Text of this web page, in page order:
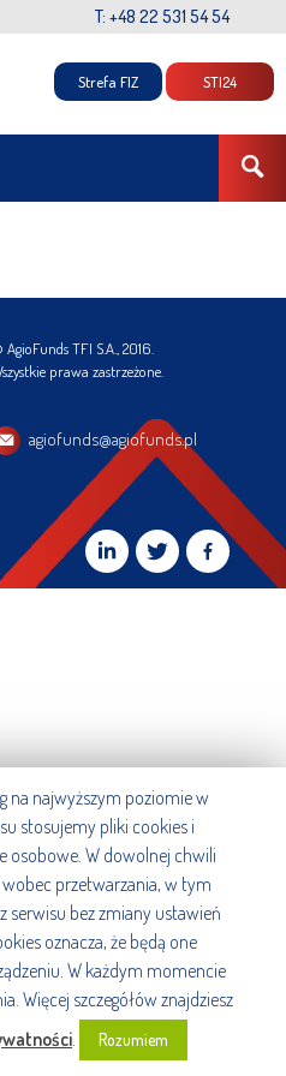
T: +48 22 531 54 54
Strefa FIZ STI24
AgioFunds TFI S.A., 2016.
prawa zastrzeżone.
agiofunds@agiofunds.pl
na najwyższym poziomie w
stosujemy pliki cookies i
osobowe. W dowolnej chwili
wobec przetwarzania, w tym
serwisu bez zmiany ustawień
oznacza, że będą one
W każdym momencie
Więcej szczegółów znajdziesz
. Rozumiem